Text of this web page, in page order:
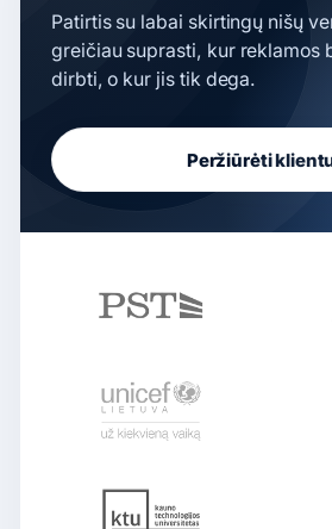
Patirtis su labai skirtingų nišų
greičiau suprasti, kur reklamos
dirbti, o kur jis tik dega.
Peržiūrėti